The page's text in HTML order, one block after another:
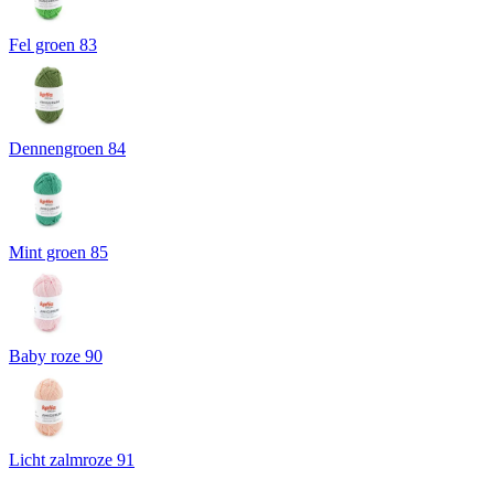
Fel groen 83
Dennengroen 84
Mint groen 85
Baby roze 90
Licht zalmroze 91